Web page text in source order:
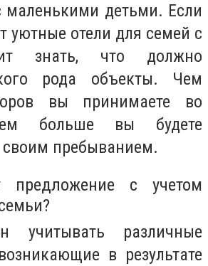
маленькими детьми. Если
уютные отели для семей с
знать, что должно
рода объекты. Чем
вы принимаете во
больше вы будете
своим пребыванием.
предложение с учетом
учитывать различные
в результате